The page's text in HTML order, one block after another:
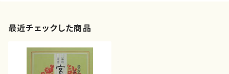
最近チェックした商品